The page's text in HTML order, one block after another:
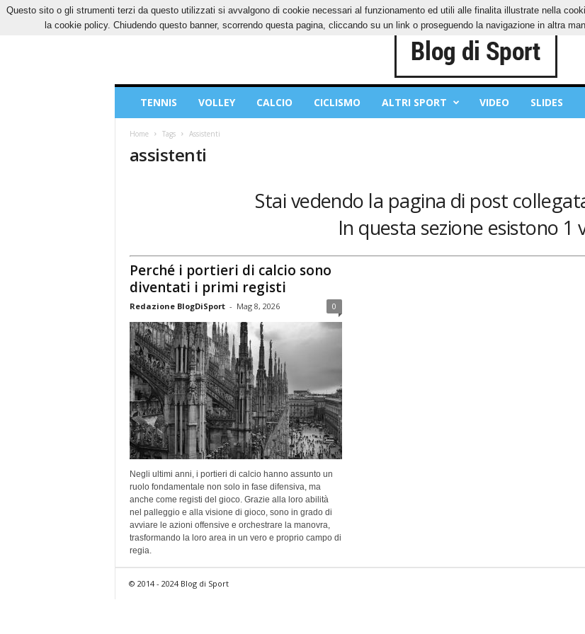
SABATO, 8 AGOSTO 2026 CONTATTI COOKIES PRIVACY POLICY
Sport
TENNIS VOLLEY CALCIO CICLISMO ALTRI SPORT VIDEO SLIDES
Home Tags Assistenti
assistenti
Stai vedendo la pagina di post
In questa sezione esistono 1
Perché i portieri di calcio sono
diventati i primi registi
Redazione BlogDiSport - Mag 8, 2026 0
Negli ultimi anni, i portieri di calcio hanno assunto un
ruolo fondamentale non solo in fase difensiva, ma
anche come registi del gioco. Grazie alla loro abilità
nel palleggio e alla visione di gioco, sono in grado di
avviare le azioni offensive e orchestrare la manovra,
trasformando la loro area in un vero e proprio campo di
regia.
© 2014 - 2024 Blog di Sport
Questo sito o gli strumenti terzi da questo utilizzati si avvalgono di cookie necessari al funzionamento ed utili alle finalita illustrate nella
la cookie policy. Chiudendo questo banner, scorrendo questa pagina, cliccando su un link o proseguendo la navigazione in altra